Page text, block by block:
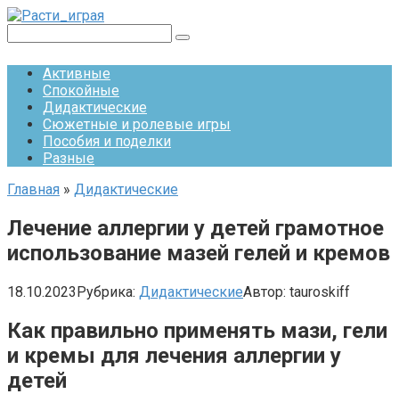
Перейти
контенту
Активные
Спокойные
Дидактические
Сюжетные и ролевые игры
Пособия и поделки
Разные
Главная » Дидактические
Лечение аллергии у детей грамотное
использование мазей гелей и кремов
18.10.2023Рубрика: ДидактическиеАвтор: tauroskiff
Как правильно применять мази, гели
и кремы для лечения аллергии у
детей